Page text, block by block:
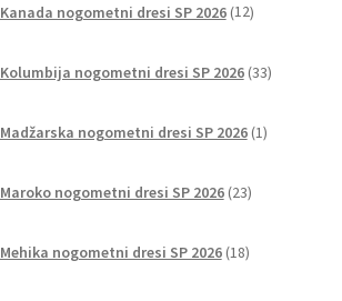
Kanada nogometni dresi SP 2026 12izdelkov
Kolumbija nogometni dresi SP 2026 33izdelkov
Madžarska nogometni dresi SP 2026 1izdelek
Maroko nogometni dresi SP 2026 23izdelkov
Mehika nogometni dresi SP 2026 18izdelkov